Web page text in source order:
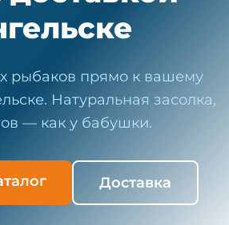
рыбаков прямо к вашему
Натуральная засолка,
— как у бабушки.
Доставка